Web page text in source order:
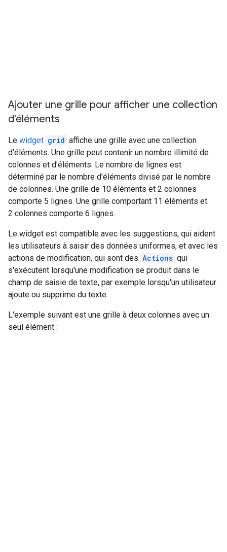
Ajouter une grille pour afficher une collection
d'éléments
Le widget grid affiche une grille avec une collection
d'éléments. Une grille peut contenir un nombre illimité de
colonnes et d'éléments. Le nombre de lignes est
déterminé par le nombre d'éléments divisé par le nombre
de colonnes. Une grille de 10 éléments et 2 colonnes
comporte 5 lignes. Une grille comportant 11 éléments et
2 colonnes comporte 6 lignes.
Le widget est compatible avec les suggestions, qui aident
les utilisateurs à saisir des données uniformes, et avec les
actions de modification, qui sont des Actions qui
s'exécutent lorsqu'une modification se produit dans le
champ de saisie de texte, par exemple lorsqu'un utilisateur
ajoute ou supprime du texte.
L'exemple suivant est une grille à deux colonnes avec un
seul élément :